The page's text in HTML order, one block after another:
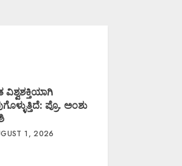
ವಿಶ್ವಶಕ್ತಿಯಾಗಿ
ಪ್ರೊ. ಅಂಶು
1, 2026